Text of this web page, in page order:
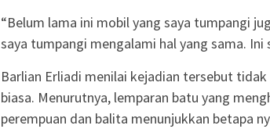
“Belum lama ini mobil yang saya tumpangi
saya tumpangi mengalami hal yang sama. Ini
Barlian Erliadi menilai kejadian tersebut
biasa. Menurutnya, lemparan batu yang
perempuan dan balita menunjukkan betapa